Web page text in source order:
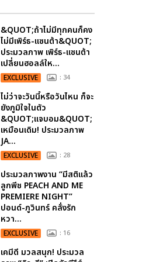
&QUOT;ถ้าไม่มีทุกคนก็คง
ไม่มีเพิร์ธ-แซนต้า&QUOT;
ประมวลภาพ เพิร์ธ-แซนต้า
เปลี่ยนฮอลล์ให...
EXCLUSIVE : 34
ไม่ว่าจะวันนี้หรือวันไหน ก็จะ
ยังภูมิใจในตัว
&QUOT;แจบอม&QUOT;
เหมือนเดิม! ประมวลภาพ
JA...
EXCLUSIVE : 28
ประมวลภาพงาน “มีสติแล้ว
ลูกพีช PEACH AND ME
PREMIERE NIGHT”
ปอนด์-ภูวินทร์ คลั่งรัก
หวา...
EXCLUSIVE : 16
เคมีดี มวลสนุก! ประมวล